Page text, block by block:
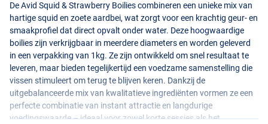
De Avid Squid & Strawberry Boilies combineren een unieke mix van
hartige squid en zoete aardbei, wat zorgt voor een krachtig geur- en
smaakprofiel dat direct opvalt onder water. Deze hoogwaardige
boilies zijn verkrijgbaar in meerdere diameters en worden geleverd
in een verpakking van 1kg. Ze zijn ontwikkeld om snel resultaat te
leveren, maar bieden tegelijkertijd een voedzame samenstelling die
vissen stimuleert om terug te blijven keren. Dankzij de
uitgebalanceerde mix van kwalitatieve ingrediënten vormen ze een
perfecte combinatie van instant attractie en langdurige
voedingswaarde – ideaal voor zowel korte sessies als het